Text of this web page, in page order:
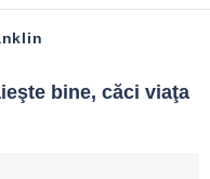
Caută competență
nu e criteriu suficient.
(donații,
bine, căci viaţa